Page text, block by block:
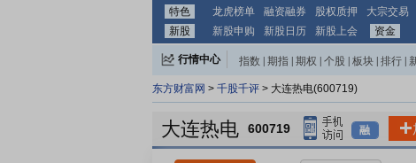
特色 龙虎榜单 融资融券 股权质押 大宗交易
新股
新股申购 新股日历 新股上会 资金
行情中心 指数 期指 期权 个股 板块 排行
东方财富网 > 千股千评 > 大连热电(600719)
大连热电 600719 融